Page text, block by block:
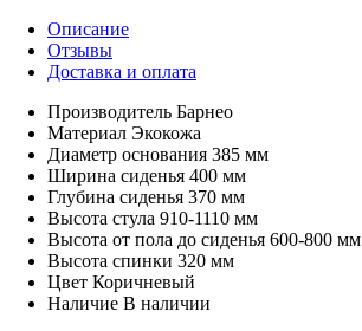
Описание
Отзывы
Доставка и оплата
Производитель Барнео
Материал Экокожа
Диаметр основания 385 мм
Ширина сиденья 400 мм
Глубина сиденья 370 мм
Высота стула 910-1110 мм
Высота от пола до сиденья 600-800 мм
Высота спинки 320 мм
Цвет Коричневый
Наличие В наличии